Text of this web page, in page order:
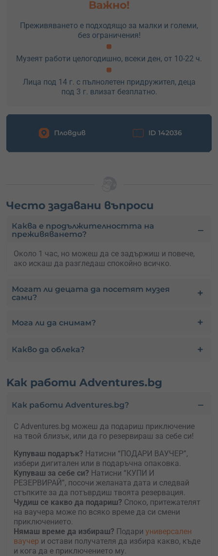
Важно!
Преживяването е подходящо за малки и големи,
без ограничения!
Музеят работи целогодишно, всеки ден, от 10-22 ч.
Лица под 14 г. с пълнолетен придружител, деца
под 3 г. влизат безплатно.
Пловдив ID 142036
Често задавани въпроси
Каква е продължителността на
преживяването?
Около 1 час, но можеш да се задържиш и повече,
ако искаш да разгледаш спокойно всичко.
Могат ли децата да посетят музея
сами?
Мога ли да снимам?
Какво да облека?
Kак работи Adventures.bg
Как работи Adventures.bg?
С Adventures.bg можеш да подариш приключение
на твой близък, или да го резервираш за себе си!
Купуваш подарък? Натисни “ПОДАРИ ВАУЧЕР”,
избери дигитален или в подаръчна опаковка.
Kупуваш за себе си? Натисни “КУПИ И
РЕЗЕРВИРАЙ”, посочи желаната дата и следвай
стъпките за да потъврдиш твоята резервация.
Чудиш се какво да подариш? Споко, притежателят
на ваучера може по всяко време да си смени
приключението.
Нямаш време да избираш? Подари универсален
ваучер и остави получателя да избира какво, къде
и кога да е приключението му.